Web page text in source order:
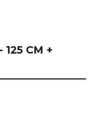
125 CM +